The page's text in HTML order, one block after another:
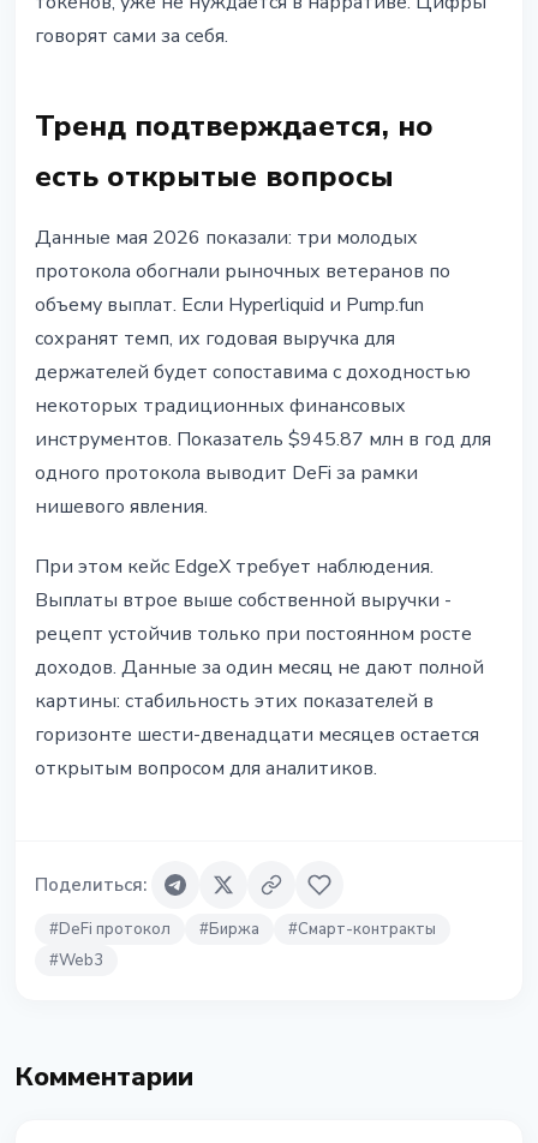
говорят сами за себя.
Тренд подтверждается, но
есть открытые вопросы
Данные мая 2026 показали: три молодых
протокола обогнали рыночных ветеранов по
объему выплат. Если Hyperliquid и Pump.fun
сохранят темп, их годовая выручка для
держателей будет сопоставима с доходностью
некоторых традиционных финансовых
инструментов. Показатель $945.87 млн в год для
одного протокола выводит DeFi за рамки
нишевого явления.
При этом кейс EdgeX требует наблюдения.
Выплаты втрое выше собственной выручки -
рецепт устойчив только при постоянном росте
доходов. Данные за один месяц не дают полной
картины: стабильность этих показателей в
горизонте шести-двенадцати месяцев остается
открытым вопросом для аналитиков.
Поделиться:
#DeFi протокол #Биржа #Смарт-контракты
#Web3
Комментарии